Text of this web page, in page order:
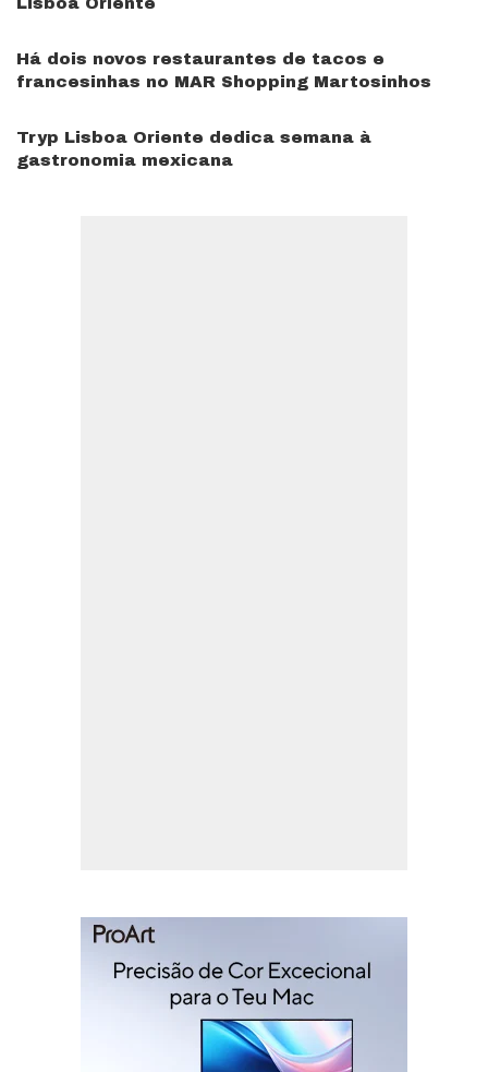
Há dois novos restaurantes de tacos e
francesinhas no MAR Shopping Martosinhos
Tryp Lisboa Oriente dedica semana à
gastronomia mexicana